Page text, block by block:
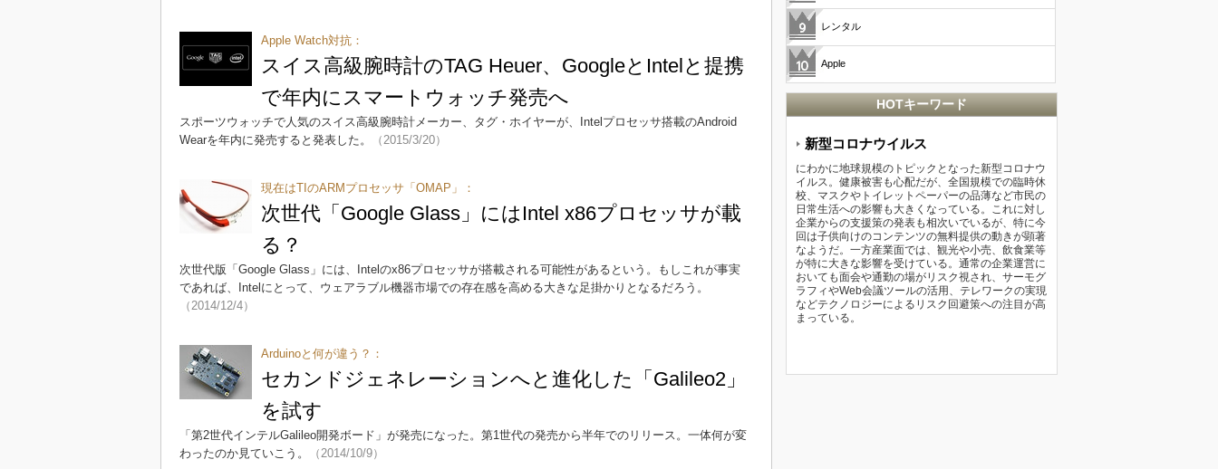
Apple Watch対抗：
スイス高級腕時計のTAG Heuer、GoogleとIntelと提携
で年内にスマートウォッチ発売へ
スポーツウォッチで人気のスイス高級腕時計メーカー、タグ・ホイヤーが、Intelプロセッサ搭載のAndroid
Wearを年内に発売すると発表した。
（2015/3/20）
現在はTIのARMプロセッサ「OMAP」：
次世代「Google Glass」にはIntel x86プロセッサが載
る？
次世代版「Google Glass」には、Intelのx86プロセッサが搭載される可能性があるという。もしこれが事実
であれば、Intelにとって、ウェアラブル機器市場での存在感を高める大きな足掛かりとなるだろう。
（2014/12/4）
Arduinoと何が違う？：
セカンドジェネレーションへと進化した「Galileo2」
を試す
「第2世代インテルGalileo開発ボード」が発売になった。第1世代の発売から半年でのリリース。一体何が変
わったのか見ていこう。
（2014/10/9）
レンタル
Apple
HOTキーワード
新型コロナウイルス
にわかに地球規模のトピックとなった新型コロナウ
イルス。健康被害も心配だが、全国規模での臨時休
校、マスクやトイレットペーパーの品薄など市民の
日常生活への影響も大きくなっている。これに対し
企業からの支援策の発表も相次いでいるが、特に今
回は子供向けのコンテンツの無料提供の動きが顕著
なようだ。一方産業面では、観光や小売、飲食業等
が特に大きな影響を受けている。通常の企業運営に
おいても面会や通勤の場がリスク視され、サーモグ
ラフィやWeb会議ツールの活用、テレワークの実現
などテクノロジーによるリスク回避策への注目が高
まっている。